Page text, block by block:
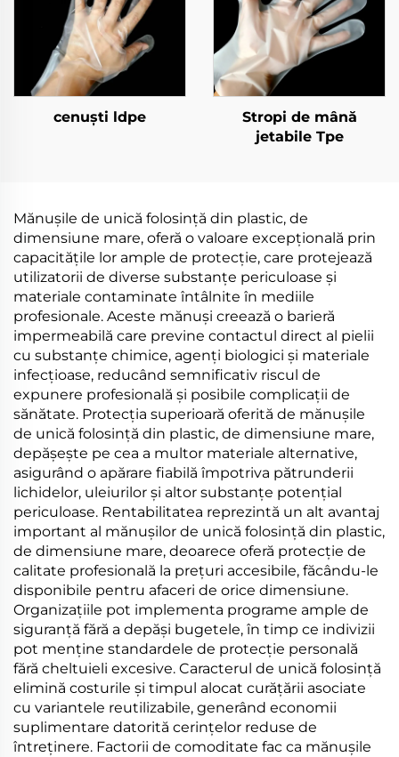
cenuști ldpe
Stropi de mână
jetabile Tpe
Mănușile de unică folosință din plastic, de
dimensiune mare, oferă o valoare excepțională prin
capacitățile lor ample de protecție, care protejează
utilizatorii de diverse substanțe periculoase și
materiale contaminate întâlnite în mediile
profesionale. Aceste mănuși creează o barieră
impermeabilă care previne contactul direct al pielii
cu substanțe chimice, agenți biologici și materiale
infecțioase, reducând semnificativ riscul de
expunere profesională și posibile complicații de
sănătate. Protecția superioară oferită de mănușile
de unică folosință din plastic, de dimensiune mare,
depășește pe cea a multor materiale alternative,
asigurând o apărare fiabilă împotriva pătrunderii
lichidelor, uleiurilor și altor substanțe potențial
periculoase. Rentabilitatea reprezintă un alt avantaj
important al mănușilor de unică folosință din plastic,
de dimensiune mare, deoarece oferă protecție de
calitate profesională la prețuri accesibile, făcându-le
disponibile pentru afaceri de orice dimensiune.
Organizațiile pot implementa programe ample de
siguranță fără a depăși bugetele, în timp ce indivizii
pot menține standardele de protecție personală
fără cheltuieli excesive. Caracterul de unică folosință
elimină costurile și timpul alocat curățării asociate
cu variantele reutilizabile, generând economii
suplimentare datorită cerințelor reduse de
întreținere. Factorii de comoditate fac ca mănușile